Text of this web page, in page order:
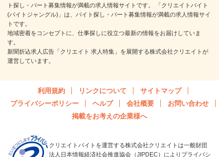
ト探し・パート募集情報が満載の求人情報サイトです。 「クリエイトバイト
(バイトジャングル)」は、バイト探し・パート募集情報が満載の求人情報サイ
トです。
地域密着をコンセプトに、仕事探しに役立つ最新の情報をお届けしていま
す。
新聞折込求人広告「クリエイト 求人特集」を展開する株式会社クリエイトが
運営しています。
利用規約 リンクについて
サイトマップ
プライバシーポリシー
ヘルプ 会社概要
お問い合わせ
掲載をお考えの企業様へ
クリエイトバイトを運営する株式会社クリエイトは一般財団
法人日本情報経済社会推進協会（JIPDEC）によりプライバシ